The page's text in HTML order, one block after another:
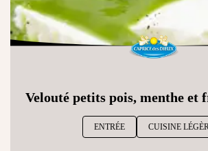
Velouté petits pois, menthe et
ENTRÉE CUISINE